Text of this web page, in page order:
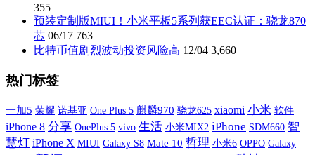
355
预装定制版MIUI！小米平板5系列获EEC认证：骁龙870
芯 06/17 763
比特币值剧烈波动投资风险高 12/04 3,660
热门标签
一加5 荣耀 诺基亚 One Plus 5 麒麟970 骁龙625 xiaomi 小米 软件
iPhone 8 分享 OnePlus 5 vivo 生活 小米MIX2 iPhone SDM660 智
慧灯 iPhone X MIUI Galaxy S8 Mate 10 哲理 小米6 OPPO Galaxy